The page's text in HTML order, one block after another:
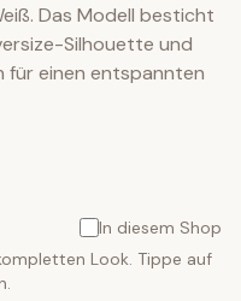
Das Modell besticht
Silhouette und
für einen entspannten
In diesem Shop
Look. Tippe auf